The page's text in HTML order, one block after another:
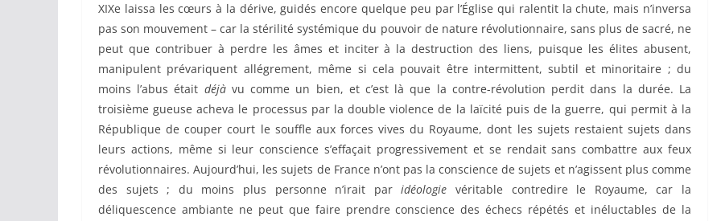
XIXe laissa les cœurs à la dérive, guidés encore quelque peu par l’Église qui ralentit la chute, mais n’inversa
pas son mouvement – car la stérilité systémique du pouvoir de nature révolutionnaire, sans plus de sacré, ne
peut que contribuer à perdre les âmes et inciter à la destruction des liens, puisque les élites abusent,
manipulent prévariquent allégrement, même si cela pouvait être intermittent, subtil et minoritaire ; du
moins l’abus était déjàvu comme un bien, et c’est là que la contre-révolution perdit dans la durée. La
troisième gueuse acheva le processus par la double violence de la laïcité puis de la guerre, qui permit à la
République de couper court le souffle aux forces vives du Royaume, dont les sujets restaient sujets dans
leurs actions, même si leur conscience s’effaçait progressivement et se rendait sans combattre aux feux
révolutionnaires. Aujourd’hui, les sujets de France n’ont pas la conscience de sujets et n’agissent plus comme
des sujets ; du moins plus personne n’irait paridéologie véritable contredire le Royaume, car la
déliquescence ambiante ne peut que faire prendre conscience des échecs répétés et inéluctables de la